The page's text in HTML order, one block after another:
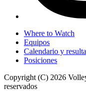
Where to Watch
Equipos
Calendario y
Posiciones
Copyright (C) 2026
reservados